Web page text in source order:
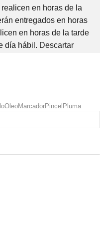
en horas de la
entregados en horas
en horas de la tarde
día hábil. Descartar
OleoMarcadorPincel Pluma